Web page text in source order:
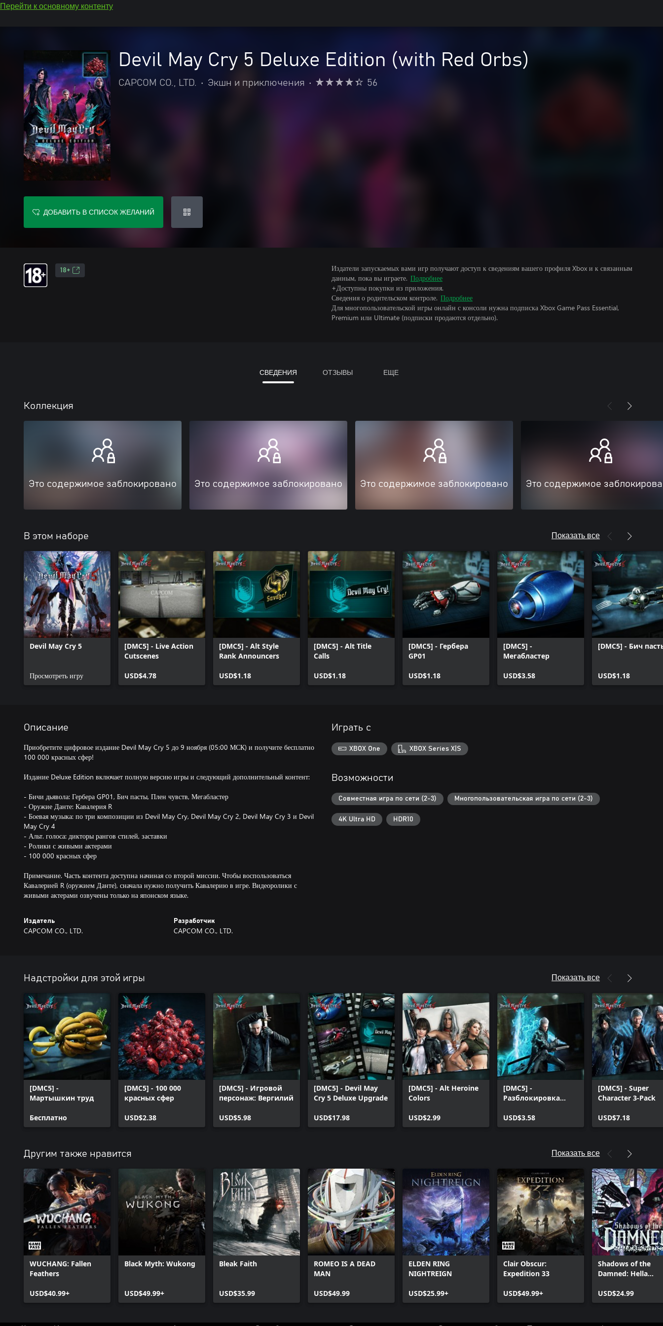
Перейти к основному контенту
Devil May Cry 5 Deluxe Edition (with Red Orbs)
CAPCOM CO., LTD. • Экшн и приключения • 56
ДОБАВИТЬ В СПИСОК ЖЕЛАНИЙ
18+
Издатели запускаемых вами игр получают доступ к сведениям вашего профиля Xbox и к связанным
данным, пока вы играете. Подробнее
+Доступны покупки из приложения.
Сведения о родительском контроле. Подробнее
Для многопользовательской игры онлайн с консоли нужна подписка Xbox Game Pass Essential,
Premium или Ultimate (подписки продаются отдельно).
СВЕДЕНИЯ ОТЗЫВЫ ЕЩЕ
Коллекция
Это содержимое заблокировано Это содержимое заблокировано Это содержимое заблокировано Это содержимое
В этом наборе Показать все
Devil May Cry 5
Просмотреть игру
[DMC5] - Live Action
Cutscenes
USD$4.78
[DMC5] - Alt Style
Rank Announcers
USD$1.18
[DMC5] - Alt Title
Calls
USD$1.18
[DMC5] - Гербера
GP01
USD$1.18
[DMC5] -
Мегабластер
USD$3.58
[DMC5] - Бич
USD$1.18
Описание
Приобретите цифровое издание Devil May Cry 5 до 9 ноября (05:00 МСК) и получите бесплатно
100 000 красных сфер!
Издание Deluxe Edition включает полную версию игры и следующий дополнительный контент:
- Бичи дьявола: Гербера GP01, Бич пасты, Плен чувств, Мегабластер
- Оружие Данте: Кавалерия R
- Боевая музыка: по три композиции из Devil May Cry, Devil May Cry 2, Devil May Cry 3 и Devil
May Cry 4
- Альт. голоса: дикторы рангов стилей, заставки
- Ролики с живыми актерами
- 100 000 красных сфер
Примечание. Часть контента доступна начиная со второй миссии. Чтобы воспользоваться
Кавалерией R (оружием Данте), сначала нужно получить Кавалерию в игре. Видеоролики с
живыми актерами озвучены только на японском языке.
Издатель
CAPCOM CO., LTD.
Разработчик
CAPCOM CO., LTD.
Играть с
XBOX One XBOX Series X|S
Возможности
Совместная игра по сети (2-3) Многопользовательская игра по сети (2-3)
4K Ultra HD HDR10
Надстройки для этой игры Показать все
[DMC5] -
Мартышкин труд
Бесплатно
[DMC5] - 100 000
красных сфер
USD$2.38
[DMC5] - Игровой
персонаж: Вергилий
USD$5.98
[DMC5] - Devil May
Cry 5 Deluxe Upgrade
USD$17.98
[DMC5] - Alt Heroine
Colors
USD$2.99
[DMC5] -
Разблокировка
USD$3.58
[DMC5] - Super
Character 3-Pack
USD$7.18
Другим также нравится Показать все
WUCHANG: Fallen
Feathers
USD$40.99+
Black Myth: Wukong
USD$49.99+
Bleak Faith
USD$35.99
ROMEO IS A DEAD
MAN
USD$49.99
ELDEN RING
NIGHTREIGN
USD$25.99+
Clair Obscur:
Expedition 33
USD$49.99+
Shadows of the
Damned: Hella
USD$24.99